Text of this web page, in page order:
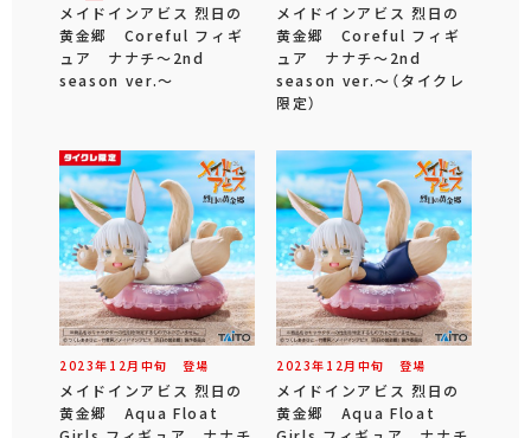
メイドインアビス 烈日の
黄金郷 Coreful フィギ
ュア ナナチ～2nd
season ver.～
メイドインアビス 烈日の
黄金郷 Coreful フィギ
ュア ナナチ～2nd
season ver.～（タイクレ
限定）
2023年 12 月 中旬 登場
メイドインアビス 烈日の
黄金郷 Aqua Float
2023年 12 月 中旬 登場
メイドインアビス 烈日の
黄金郷 Aqua Float